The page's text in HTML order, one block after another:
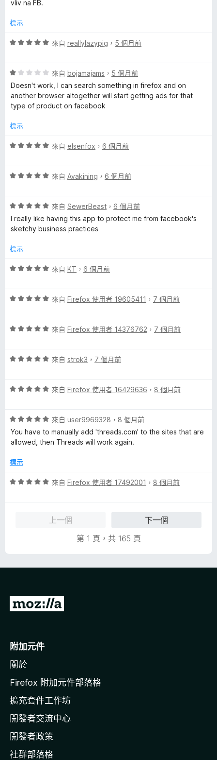
5
，
分
vliv na FB.
標示
評
分
，
滿
分
分
來自 reallylazypig ， 5 個月前
評
價
1
分
滿
5
來自 bojamajams ， 5 個月前
Doesn't work, I can search something in firefox and on
another browser altogether will start getting ads for that
type of product on facebook
標示
評
分
分
5
分
來自 elsenfox ， 6 個月前
評
分
，
滿
5
來自 Avakining ， 6 個月前
評
價
5
，
分
來自 SewerBeast ， 6 個月前
I really like having this app to protect me from facebook's
sketchy business practices
標示
評
分
分
來自 KT ， 6 個月前
評
分
分
來自 Firefox 使用者 19605411 ， 7 個月前
評
分
分
來自 Firefox 使用者 14376762 ， 7 個月前
評
分
分
5
分
來自 strok3 ， 7 個月前
評
分
，
滿
5
來自 Firefox 使用者 16429636 ， 8 個月前
評
價
5
，
分
來自 user9969328 ， 8 個月前
You have to manually add 'threads.com' to the sites that are
allowed, then Threads will work again.
標示
評
來自 Firefox 使用者 17492001 ， 8 個月前
上一個
下一個
第 1 頁，共 165 頁
前
o
i
l
a
官
網
附加元件
關於
Firefox 附加元件部落格
擴充套件工作坊
開發者交流中心
開發者政策
社群部落格